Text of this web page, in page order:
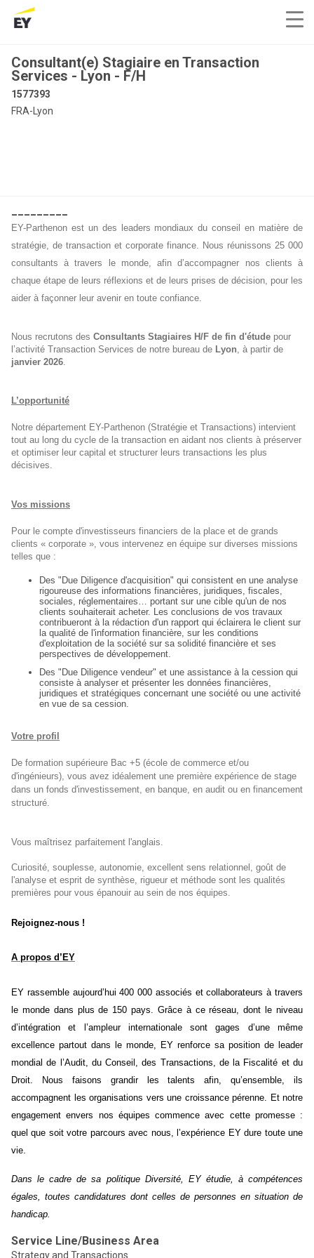
Consultant(e) Stagiaire en Transaction
Services - Lyon - F/H
1577393
FRA-Lyon
EY-Parthenon est un des leaders mondiaux du conseil en matière de
stratégie, de transaction et corporate finance. Nous réunissons 25 000
consultants à travers le monde, afin d’accompagner nos clients à
chaque étape de leurs réflexions et de leurs prises de décision, pour les
aider à façonner leur avenir en toute confiance.
Nous recrutons des Consultants Stagiaires H/F de fin d'étude pour
l’activité Transaction Services de notre bureau de Lyon, à partir de
janvier 2026.
L’opportunité
Notre département EY-Parthenon (Stratégie et Transactions) intervient
tout au long du cycle de la transaction en aidant nos clients à préserver
et optimiser leur capital et structurer leurs transactions les plus
décisives.
Vos missions
Pour le compte d'investisseurs financiers de la place et de grands
clients « corporate », vous intervenez en équipe sur diverses missions
telles que :
Des "Due Diligence d'acquisition" qui consistent en une analyse
rigoureuse des informations financières, juridiques, fiscales,
sociales, réglementaires… portant sur une cible qu'un de nos
clients souhaiterait acheter. Les conclusions de vos travaux
contribueront à la rédaction d'un rapport qui éclairera le client sur
la qualité de l'information financière, sur les conditions
d'exploitation de la société sur sa solidité financière et ses
perspectives de développement.
Des "Due Diligence vendeur" et une assistance à la cession qui
consiste à analyser et présenter les données financières,
juridiques et stratégiques concernant une société ou une activité
en vue de sa cession.
Votre profil
De formation supérieure Bac +5 (école de commerce et/ou
d'ingénieurs), vous avez idéalement une première expérience de stage
dans un fonds d'investissement, en banque, en audit ou en financement
structuré.
Vous maîtrisez parfaitement l'anglais.
Curiosité, souplesse, autonomie, excellent sens relationnel, goût de
l'analyse et esprit de synthèse, rigueur et méthode sont les qualités
premières pour vous épanouir au sein de nos équipes.
Rejoignez-nous !
A propos d’EY
EY rassemble aujourd’hui 400 000 associés et collaborateurs à travers
le monde dans plus de 150 pays. Grâce à ce réseau, dont le niveau
d’intégration et l’ampleur internationale sont gages d’une même
excellence partout dans le monde, EY renforce sa position de leader
mondial de l’Audit, du Conseil, des Transactions, de la Fiscalité et du
Droit. Nous faisons grandir les talents afin, qu’ensemble, ils
accompagnent les organisations vers une croissance pérenne. Et notre
engagement envers nos équipes commence avec cette promesse :
quel que soit votre parcours avec nous, l’expérience EY dure toute une
vie.
Dans le cadre de sa politique Diversité, EY étudie, à compétences
égales, toutes candidatures dont celles de personnes en situation de
handicap.
Service Line/Business Area
Strategy and Transactions